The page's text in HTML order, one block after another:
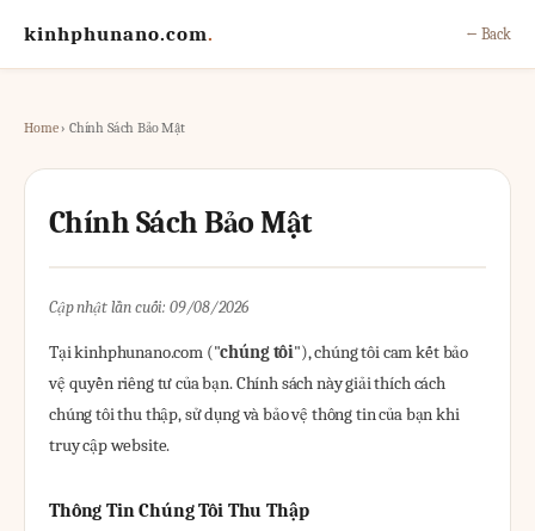
kinhphunano.com. ← Back
Home› Chính Sách Bảo Mật
Chính Sách Bảo Mật
Cập nhật lần cuối: 09/08/2026
Tại kinhphunano.com ("chúng tôi"), chúng tôi cam kết bảo
vệ quyền riêng tư của bạn. Chính sách này giải thích cách
chúng tôi thu thập, sử dụng và bảo vệ thông tin của bạn khi
truy cập website.
Thông Tin Chúng Tôi Thu Thập